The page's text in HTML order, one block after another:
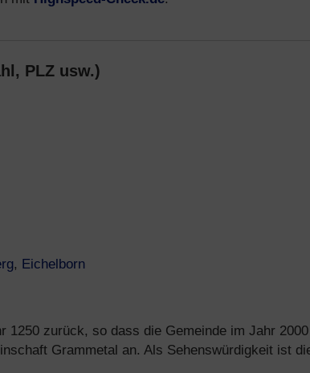
PLZ usw.)
, Eichelborn
zurück, so dass die Gemeinde im Jahr 2000
Grammetal an. Als Sehenswürdigkeit ist